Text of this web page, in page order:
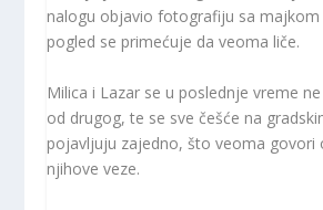
nalogu objavio fotografiju sa majkom
pogled se primećuje da veoma liče.
Milica i Lazar se u poslednje vreme
od drugog, te se sve češće na
pojavljuju zajedno, što veoma govori
njihove veze.